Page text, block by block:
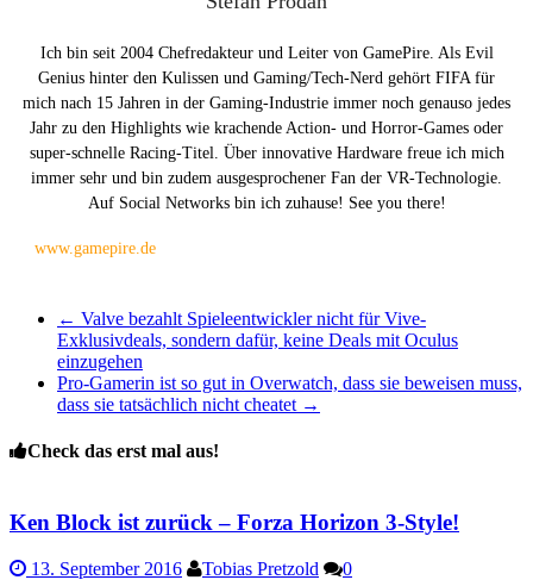
Ich bin seit 2004 Chefredakteur und Leiter von GamePire. Als Evil
Genius hinter den Kulissen und Gaming/Tech-Nerd gehört FIFA für
mich nach 15 Jahren in der Gaming-Industrie immer noch genauso jedes
Jahr zu den Highlights wie krachende Action- und Horror-Games oder
super-schnelle Racing-Titel. Über innovative Hardware freue ich mich
immer sehr und bin zudem ausgesprochener Fan der VR-Technologie.
Auf Social Networks bin ich zuhause! See you there!
www.gamepire.de
← Valve bezahlt Spieleentwickler nicht für Vive-
Exklusivdeals, sondern dafür, keine Deals mit Oculus
einzugehen
Pro-Gamerin ist so gut in Overwatch, dass sie beweisen muss,
dass sie tatsächlich nicht cheatet →
Check das erst mal aus!
Ken Block ist zurück – Forza Horizon 3-Style!
13. September 2016 Tobias Pretzold 0